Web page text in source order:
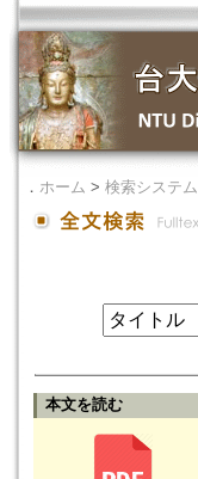
． ホーム > 検索システム
本文を読む